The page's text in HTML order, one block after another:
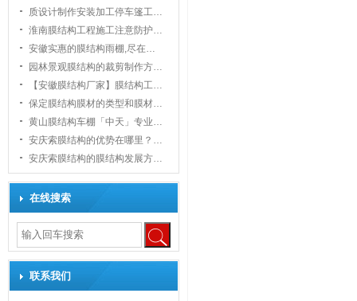
质设计制作安装加工停车篷工…
淮南膜结构工程施工注意防护…
安徽实惠的膜结构雨棚,尽在…
园林景观膜结构的裁剪制作方…
【安徽膜结构厂家】膜结构工…
保定膜结构膜材的类型和膜材…
黄山膜结构车棚「中天」专业…
安庆索膜结构的优势在哪里？…
安庆索膜结构的膜结构发展方…
在线搜索
联系我们